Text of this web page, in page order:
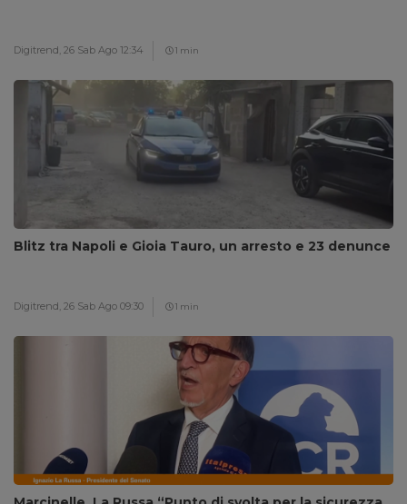
Digitrend, 26 Sab Ago 12:34 1 min
Blitz tra Napoli e Gioia Tauro, un arresto e 23 denunce
Digitrend, 26 Sab Ago 09:30 1 min